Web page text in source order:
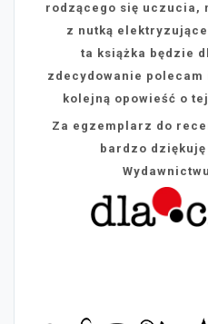
rodzącego się uczucia,
z nutką
ta książka będzie
zdecydowanie
kolejną opowieść o
Za egzemplarz do
bardzo